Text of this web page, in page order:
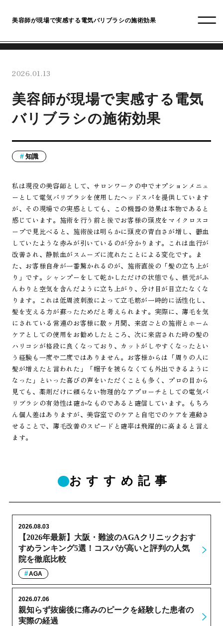
美容師が現場で実感する電気バリブラシの施術効果
2026.01.13
美容師が現場で実感する電気
バリブラシの施術効果
知識
私は現役の美容師として、サロンワークの中でオプションメニュ
ーとして電気バリブラシを使用したヘッドスパを提供しています
が、その現場での実感としても、この機器の効果は本物であると
感じています。施術を行う前と後でお客様の頭皮をマイクロスコ
ープで見比べると、施術後は明らかに頭皮の青白さが増し、鬱血
していたような赤みが引いているのが分かります。これは血行が
改善され、静脈血がスムーズに流れたことによる変化です。ま
た、お客様自身が一番驚かれるのが、施術直後の「髪の立ち上が
り」です。シャンプーをして乾かしただけの状態でも、根元がふ
んわりと空気を含んだように立ち上がり、分け目が目立たなくな
ります。これは低周波刺激によって立毛筋が一時的に活性化し、
髪を支える力が蘇ったためだと考えられます。実際に、薄毛を気
にされている常連のお客様に数ヶ月間、来店ごとの施術とホーム
ケアとしての使用をお勧めしたところ、次に来店された時の髪の
ハリコシが格段に良くなっており、カットがしやすくなったとい
う経験も一度や二度ではありません。お客様からは「周りの人に
髪が増えたと言われた」「帽子を被らなくても外出できるように
なった」といった喜びの声をいただくことも多く、プロの目から
見ても、薬剤だけに頼らない物理的なアプローチとしての電気バ
リブラシの有効性は確かなものであると確信しています。もちろ
ん個人差はありますが、美容室でのケアと自宅でのケアを連動さ
せることで、薄毛改善のスピードと確率は飛躍的に高まると言え
ます。
おすすめ記事
【2026年最新】大阪・難波のAGAクリニックおす
すめランキング5選！コスパが高いと評判の人気
院を徹底比較
2026.08.03
AGA
親知らず抜歯後に痛みのピークを経験した患者の
実際の経過
2026.07.06